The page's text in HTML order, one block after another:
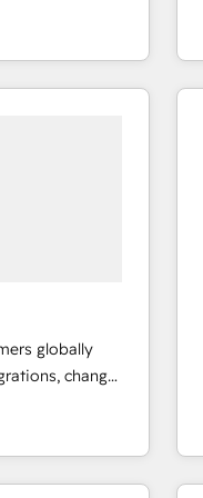
en
CRM et
over 115
globally
change
creative
and